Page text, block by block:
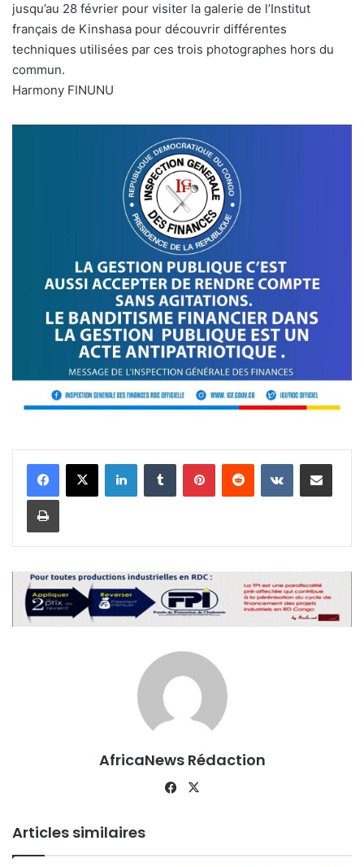
jusqu’au 28 février pour visiter la galerie de l’Institut
français de Kinshasa pour découvrir différentes
techniques utilisées par ces trois photographes hors du
commun.
Harmony FINUNU
AfricaNews Rédaction
Fa
Articles similaires